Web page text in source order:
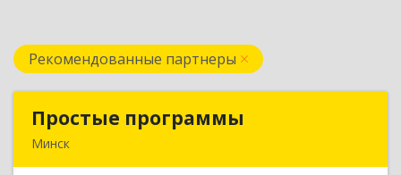
Рекомендованные партнеры
Простые программы
Минск
Простые программы